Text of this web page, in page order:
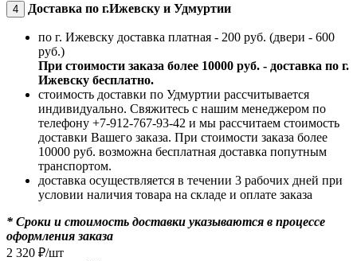
4 Доставка по г.Ижевску и Удмуртии
по г. Ижевску доставка платная - 200 руб. (двери - 600
руб.)
При стоимости заказа более 10000 руб. - доставка по г.
Ижевску бесплатно.
стоимость доставки по Удмуртии рассчитывается
индивидуально. Свяжитесь с нашим менеджером по
телефону +7-912-767-93-42 и мы рассчитаем стоимость
доставки Вашего заказа. При стоимости заказа более
10000 руб. возможна бесплатная доставка попутным
транспортом.
доставка осуществляется в течении 3 рабочих дней при
условии наличия товара на складе и оплате заказа
* Сроки и стоимость доставки указываются в процессе
оформления заказа
2 320 ₽/шт